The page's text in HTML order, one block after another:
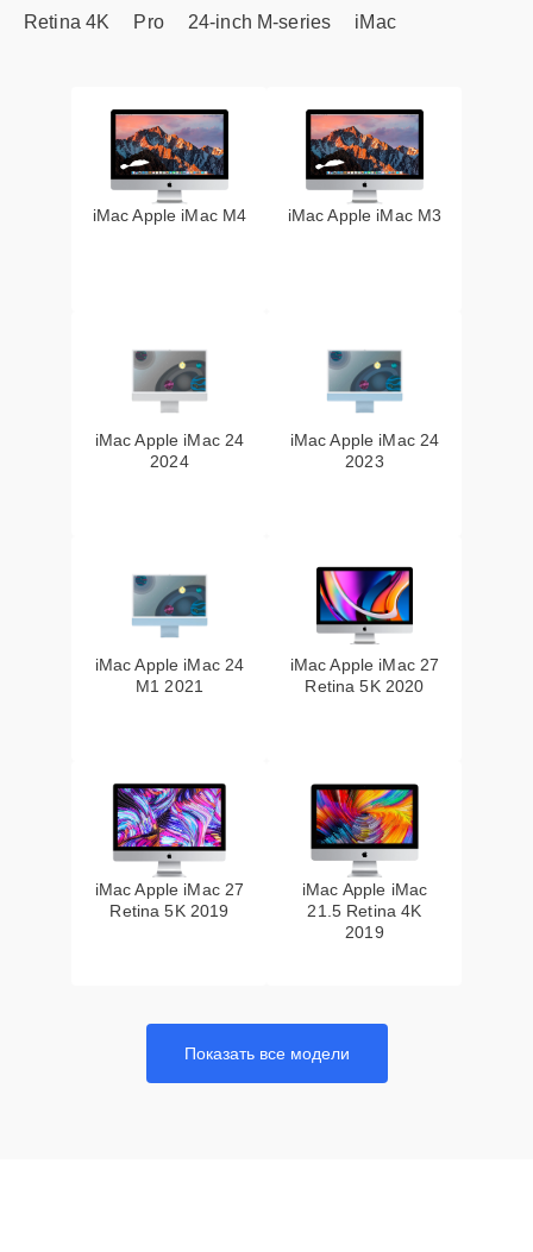
Retina 4K
Pro 24-inch M-series iMac
iMac Apple iMac M4 iMac Apple iMac M3
iMac Apple iMac 24
2024
iMac Apple iMac 24
2023
iMac Apple iMac 24
M1 2021
iMac Apple iMac 27
Retina 5K 2020
iMac Apple iMac 27
Retina 5K 2019
iMac Apple iMac
21.5 Retina 4K
2019
Показать все модели